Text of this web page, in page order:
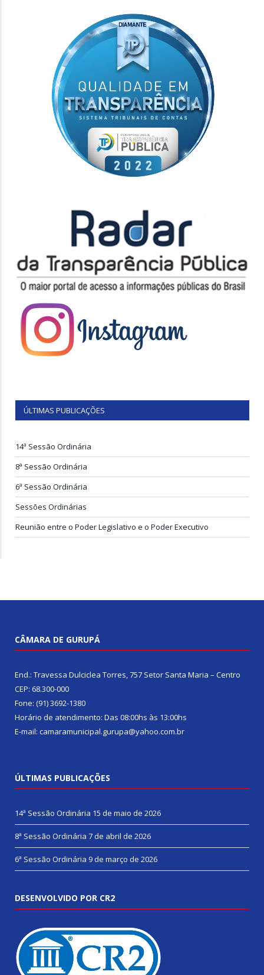
ÚLTIMAS PUBLICAÇÕES
14ª Sessão Ordinária
8ª Sessão Ordinária
6ª Sessão Ordinária
Sessões Ordinárias
Reunião entre o Poder Legislativo e o Poder Executivo
CÂMARA DE GURUPÁ
End.: Travessa Dulciclea Torres, 757 Setor Santa Maria – Centro
CEP: 68.300-000
Fone: (91) 3692-1380
Horário de atendimento: Das 08:00hs às 13:00hs
E-mail: camaramunicipal.gurupa@yahoo.com.br
ÚLTIMAS PUBLICAÇÕES
14ª Sessão Ordinária 15 de maio de 2026
8ª Sessão Ordinária 7 de abril de 2026
6ª Sessão Ordinária 9 de março de 2026
DESENVOLVIDO POR CR2